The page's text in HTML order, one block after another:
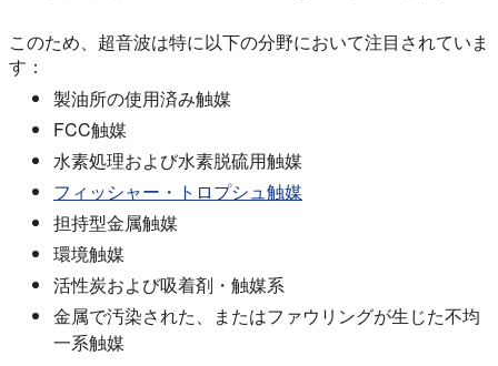
このため、超音波は特に以下の分野において注目されていま
す：
製油所の使用済み触媒
FCC触媒
水素処理および水素脱硫用触媒
フィッシャー・トロプシュ触媒
担持型金属触媒
環境触媒
活性炭および吸着剤・触媒系
金属で汚染された、またはファウリングが生じた不均
一系触媒